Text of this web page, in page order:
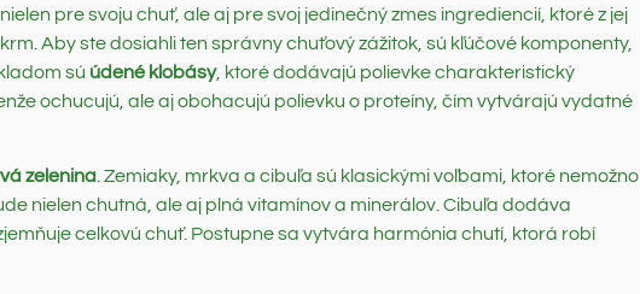
pre svoju chuť, ale aj pre svoj jedinečný zmes ingrediencií, ktoré z jej
Aby ste dosiahli ten správny chuťový zážitok, sú kľúčové komponenty,
sú údené klobásy, ktoré dodávajú polievke charakteristický
ochucujú, ale aj obohacujú polievku o proteíny, čím vytvárajú vydatné
zelenina . Zemiaky, mrkva a cibuľa sú klasickými voľbami, ktoré nemožno
nielen chutná, ale aj plná vitamínov a minerálov. Cibuľa dodáva
celkovú chuť. Postupne sa vytvára harmónia chutí, ktorá robí